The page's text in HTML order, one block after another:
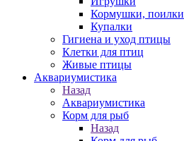
Кормушки, поилки
Купалки
Гигиена и уход птицы
Клетки для птиц
Живые птицы
Аквариумистика
Назад
Аквариумистика
Корм для рыб
Назад